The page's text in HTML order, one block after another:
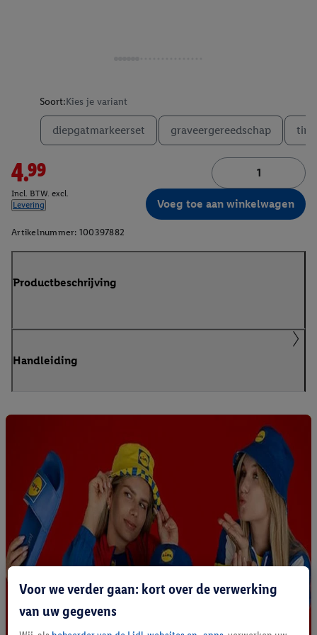
Soort:Kies je variant
diepgatmarkeerset graveergereedschap
4.99
Incl. BTW. excl.
Levering
Voeg toe aan winkelwagen
Artikelnummer: 100397882
Productbeschrijving
Handleiding
Voor we verder gaan: kort over de verwerking
van uw gegevens